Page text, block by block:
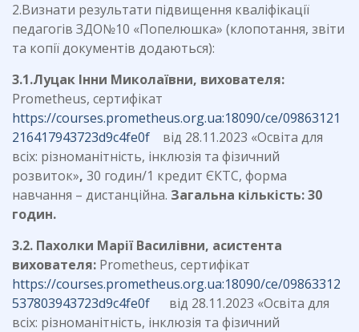
2.Визнати результати підвищення кваліфікації
педагогів ЗДО№10 «Попелюшка» (клопотання, звіти
та копії документів додаються):
3.1.Луцак Інни Миколаївни, вихователя:
Prometheus, сертифікат
https://courses.prometheus.org.ua:18090/ce/09863121
216417943723d9c4fe0f від 28.11.2023 «Освіта для
всіх: різноманітність, інклюзія та фізичний
розвиток», 30 годин/1 кредит ЄКТС, форма
навчання – дистанційна. Загальна кількість: 30
годин.
3.2. Пахолки Марії Василівни, асистента
вихователя: Prometheus, сертифікат
https://courses.prometheus.org.ua:18090/ce/09863312
537803943723d9c4fe0f від 28.11.2023 «Освіта для
всіх: різноманітність, інклюзія та фізичний